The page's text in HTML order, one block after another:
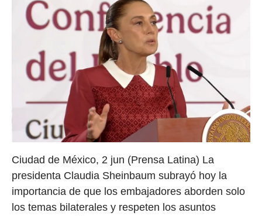
Ciudad de México, 2 jun (Prensa Latina) La
presidenta Claudia Sheinbaum subrayó hoy la
importancia de que los embajadores aborden solo
los temas bilaterales y respeten los asuntos